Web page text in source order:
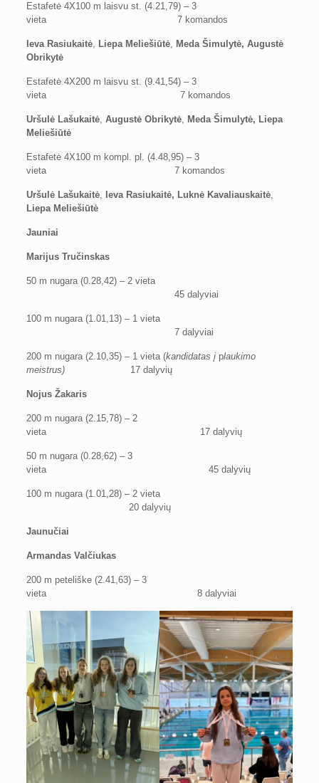
Estafetė 4X100 m laisvu st. (4.21,79) – 3
vieta 7 komandos
Ieva Rasiukaitė, Liepa Meliešiūtė, Meda Šimulytė, Augustė
Obrikytė
Estafetė 4X200 m laisvu st. (9.41,54) – 3
vieta 7 komandos
Uršulė Lašukaitė, Augustė Obrikytė, Meda Šimulytė, Liepa
Meliešiūtė
Estafetė 4X100 m kompl. pl. (4.48,95) – 3
vieta 7 komandos
Uršulė Lašukaitė, Ieva Rasiukaitė, Luknė Kavaliauskaitė,
Liepa Meliešiūtė
Jauniai
Marijus Tručinskas
50 m nugara (0.28,42) – 2 vieta
45 dalyviai
100 m nugara (1.01,13) – 1 vieta
7 dalyviai
200 m nugara (2.10,35) – 1 vieta (kandidatas įplaukimo
meistrus)17 dalyvių
Nojus Žakaris
200 m nugara (2.15,78) – 2
vieta 17 dalyvių
50 m nugara (0.28,62) – 3
vieta 45 dalyvių
100 m nugara (1.01,28) – 2 vieta
20 dalyvių
Jaunučiai
Armandas Valčiukas
200 m peteliške (2.41,63) – 3
vieta 8 dalyviai